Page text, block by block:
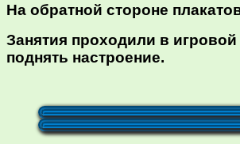
На обратной стороне
Занятия проходили в
поднять настроение.